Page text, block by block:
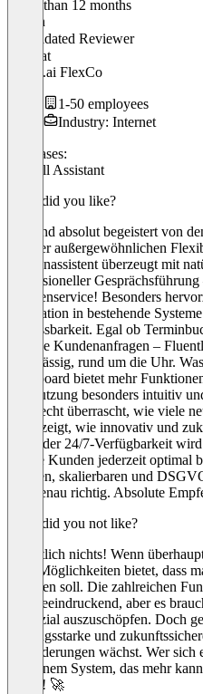
Older than 12 months
Martin
Validated Reviewer
at
servas.ai FlexCo
1-50 employees
Industry: Internet
Use cases:
AI Call Assistant
What did you like?
Wir sind absolut begeistert von
und der außergewöhnlichen
Telefonassistent überzeugt mit
professioneller
Kundenservice! Besonders
Integration in bestehende
Anpassbarkeit. Egal ob
häufige Kundenanfragen –
zuverlässig, rund um die Uhr.
Dashboard bietet mehr
die Nutzung besonders intuitiv
regelrecht überrascht, wie viele
– das zeigt, wie innovativ und
Dank der 24/7-Verfügbarkeit
unsere Kunden jederzeit optimal
smarten, skalierbaren und
hier genau richtig. Absolute
What did you not like?
Eigentlich nichts! Wenn
viele Möglichkeiten bietet, dass
ansetzen soll. Die zahlreichen
sind beeindruckend, aber es
Potenzial auszuschöpfen. Doch
leistungsstarke und
Anforderungen wächst. Wer
von einem System, das mehr
Markt! 🚀